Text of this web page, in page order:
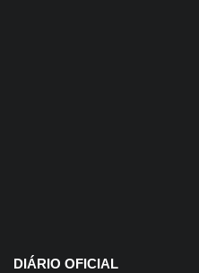
Processo Seletivo
DIÁRIO OFICIAL